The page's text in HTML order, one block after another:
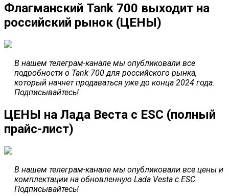
Флагманский Tank 700 выходит на
российский рынок (ЦЕНЫ)
В нашем телеграм-канале мы опубликовали все
подробности о Tank 700 для российского рынка,
который начнет продаваться уже до конца 2024 года.
Подписывайтесь!
ЦЕНЫ на Лада Веста с ESC (полный
прайс-лист)
В нашем телеграм-канале мы опубликовали все цены и
комплектации на обновленную Lada Vesta с ESC.
Подписывайтесь!